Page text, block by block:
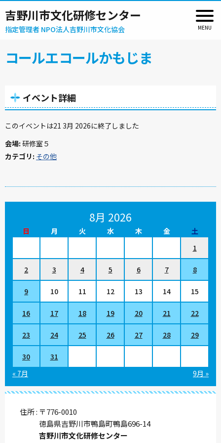
吉野川市文化研修センター
指定管理者 NPO法人吉野川市文化協会
コールエコールかもじま
イベント詳細
このイベントは21 3月 2026に終了しました
会場: 研修室５
カテゴリ: その他
8月 2026
日 月 火 水 木 金
土
1
2 3 4 5 6 7 8
9 10 11 12 13 14 15
16 17 18 19 20 21 22
23 24 25 26 27 28 29
30
31
« 7月
9月 »
住所 〒776-0010
徳島県吉野川市鴨島町鴨島696-14
吉野川市文化研修センター